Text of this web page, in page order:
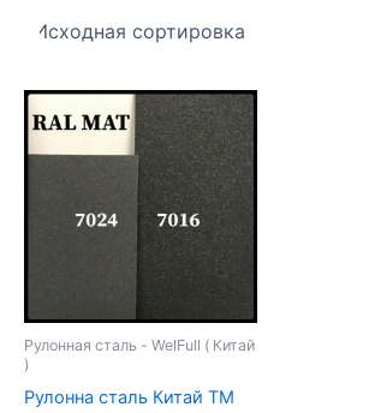
Рулонная сталь - WelFull ( Китай
)
Рулонна сталь Китай ТМ